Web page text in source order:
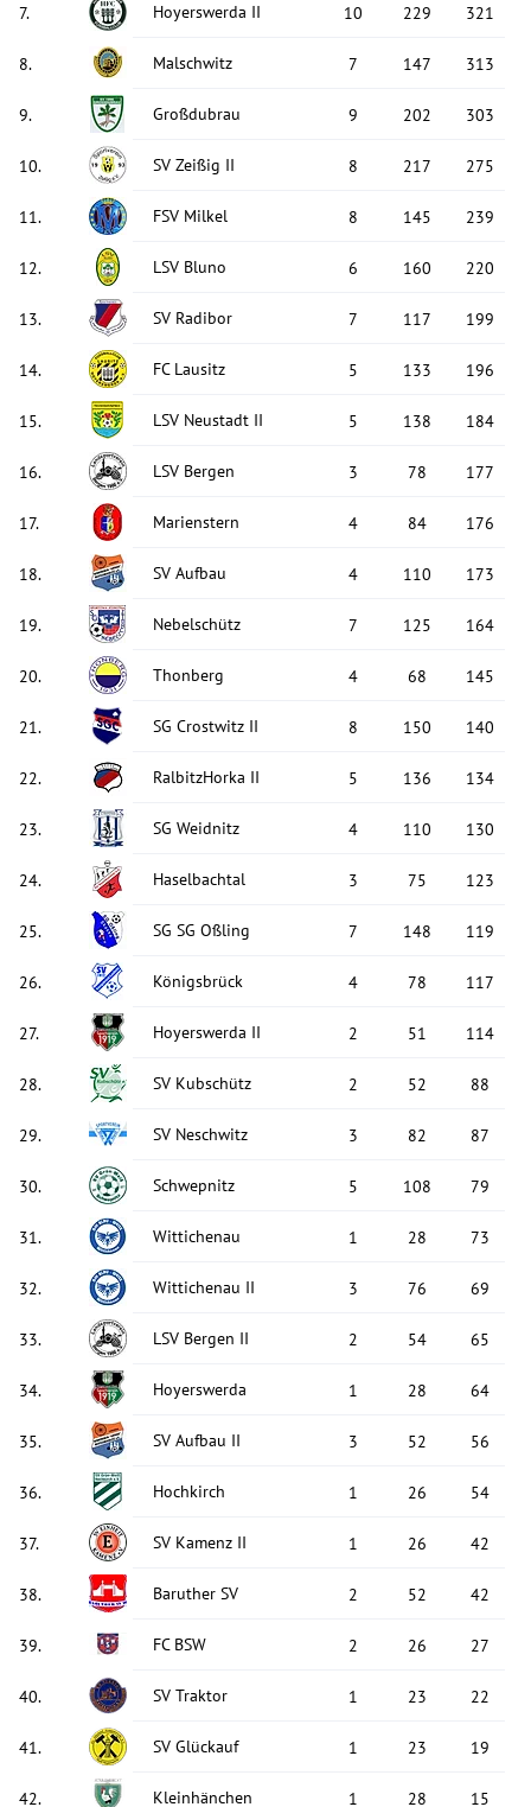
7. Hoyerswerda II 10 229 321
8. Malschwitz 7 147 313
9. Großdubrau 9 202 303
10. SV Zeißig II 8 217 275
11. FSV Milkel 8 145 239
12. LSV Bluno 6 160 220
13. SV Radibor 7 117 199
14. FC Lausitz 5 133 196
15. LSV Neustadt II 5 138 184
16. LSV Bergen 3 78 177
17. Marienstern 4 84 176
18. SV Aufbau 4 110 173
19. Nebelschütz 7 125 164
20. Thonberg 4 68 145
21. SG Crostwitz II 8 150 140
22. RalbitzHorka II 5 136 134
23. SG Weidnitz 4 110 130
24. Haselbachtal 3 75 123
25. SG SG Oßling 7 148 119
26. Königsbrück 4 78 117
27. Hoyerswerda II 2 51 114
28. SV Kubschütz 2 52 88
29. SV Neschwitz 3 82 87
30. Schwepnitz 5 108 79
31. Wittichenau 1 28 73
32. Wittichenau II 3 76 69
33. LSV Bergen II 2 54 65
34. Hoyerswerda 1 28 64
35. SV Aufbau II 3 52 56
36. Hochkirch 1 26 54
37. SV Kamenz II 1 26 42
38. Baruther SV 2 52 42
39. FC BSW 2 26 27
40. SV Traktor 1 23 22
41. SV Glückauf 1 23 19
42. Kleinhänchen 1 28 15